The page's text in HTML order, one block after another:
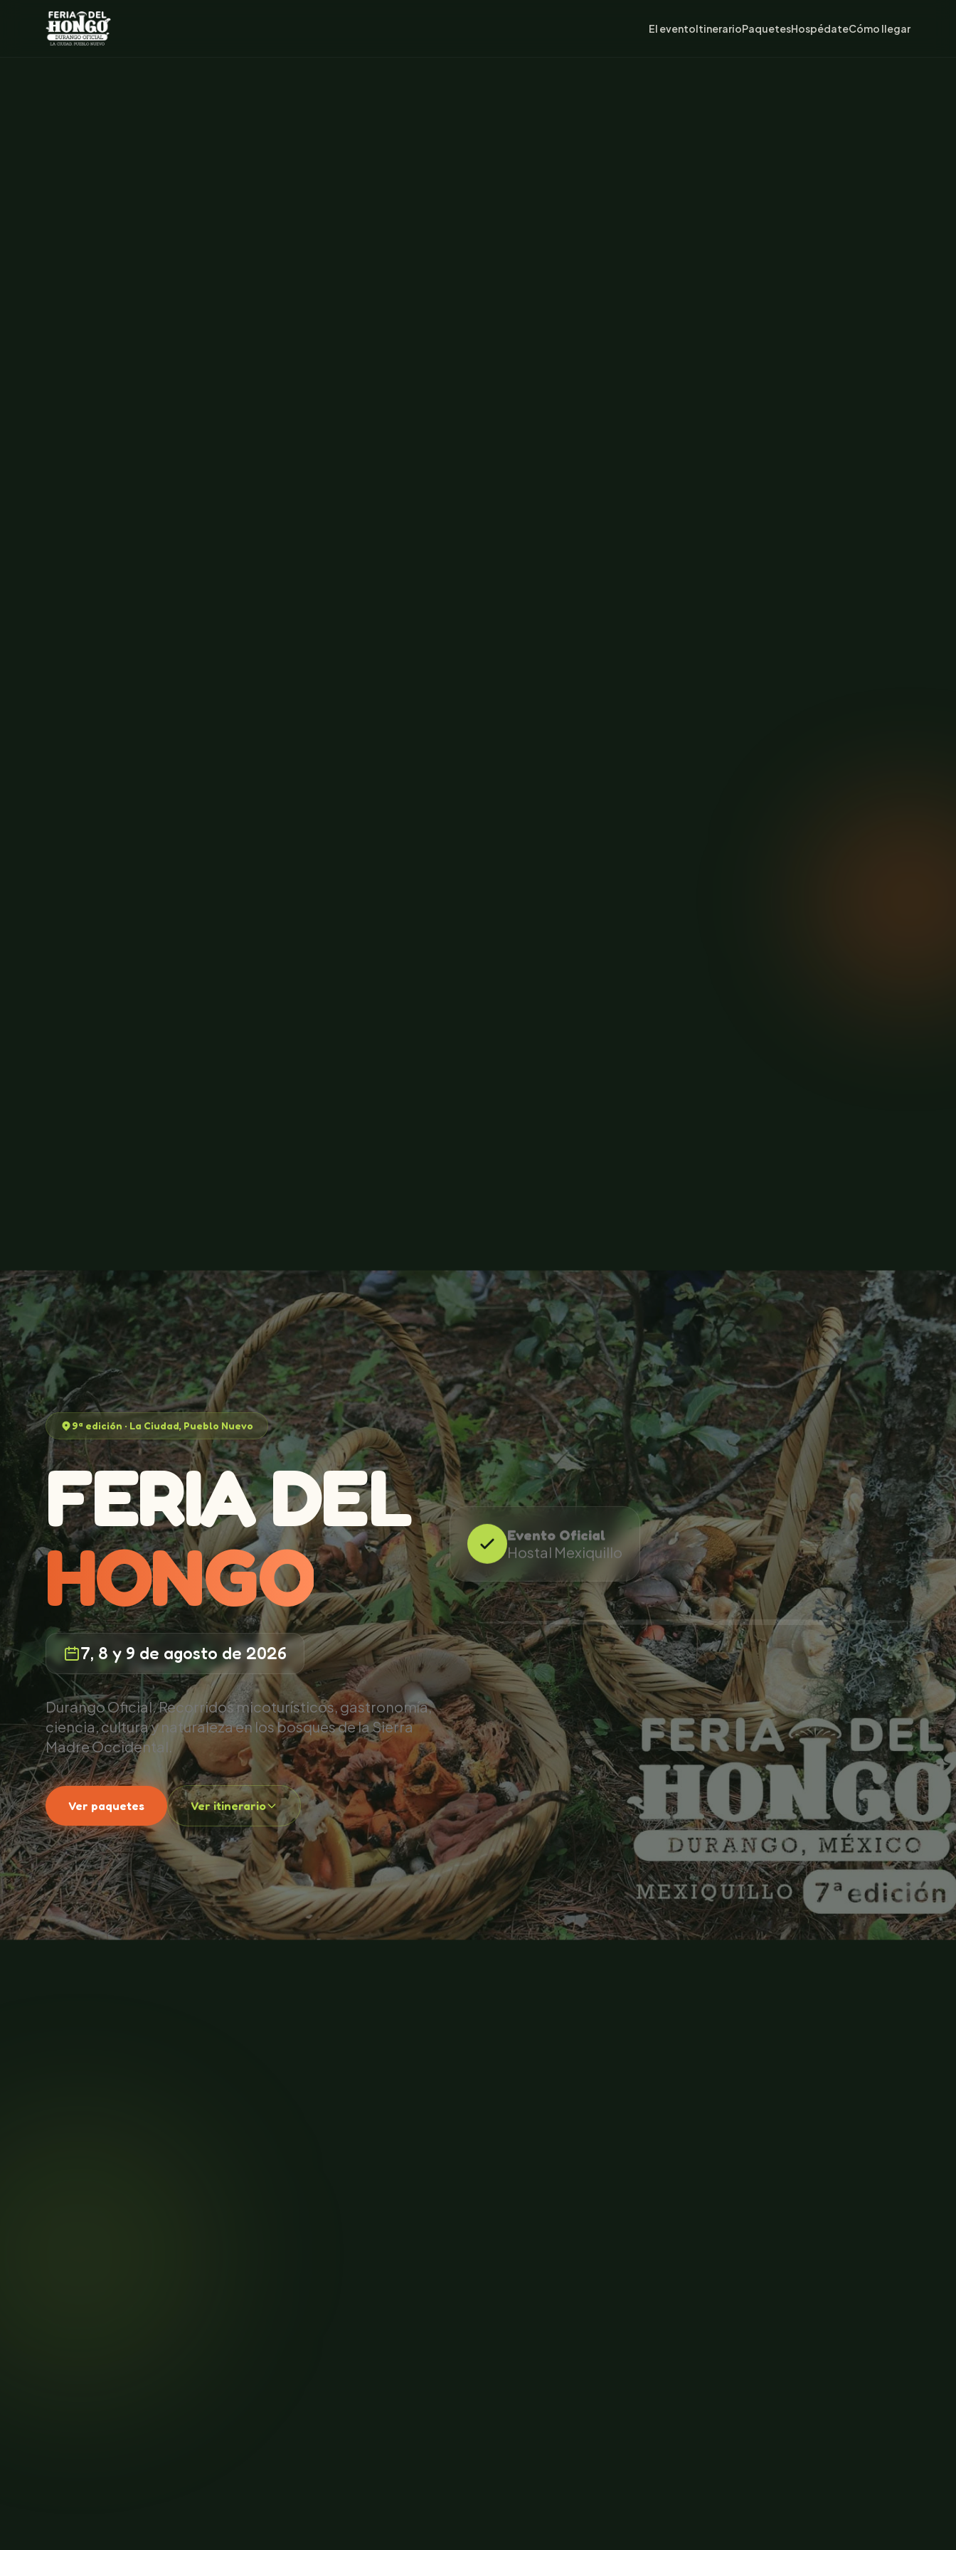
El eventoItinerarioPaquetesHospédateCómo llegar
9ª edición · La Ciudad, Pueblo Nuevo
FERIA DEL
HONGO
7, 8 y 9 de agosto de 2026
Durango Oficial. Recorridos micoturísticos, gastronomía,
ciencia, cultura y naturaleza en los bosques de la Sierra
Madre Occidental.
Ver paquetes Ver itinerario
Evento Oficial
Hostal Mexiquillo